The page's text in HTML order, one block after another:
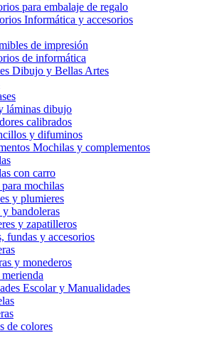
para embalaje de regalo
Informática y accesorios
de impresión
de informática
Dibujo y Bellas Artes
láminas dibujo
calibrados
y difuminos
Mochilas y complementos
con carro
mochilas
y plumieres
bandoleras
y zapatilleros
fundas y accesorios
y monederos
Escolar y Manualidades
de colores